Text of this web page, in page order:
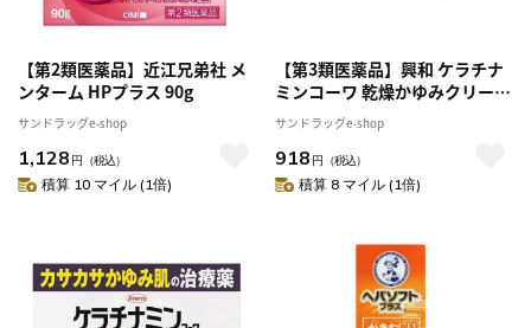
【第2類医薬品】近江兄弟社 メ
ンターム HPプラス 90g
サンドラッグe-shop
1,128 円 （税込）
積算 10 マイル (1倍)
【第3類医薬品】興和 ケラチナ
ミンコーワ 乾燥かゆみクリーム
20 80g
サンドラッグe-shop
918 円 （税込）
積算 8 マイル (1倍)